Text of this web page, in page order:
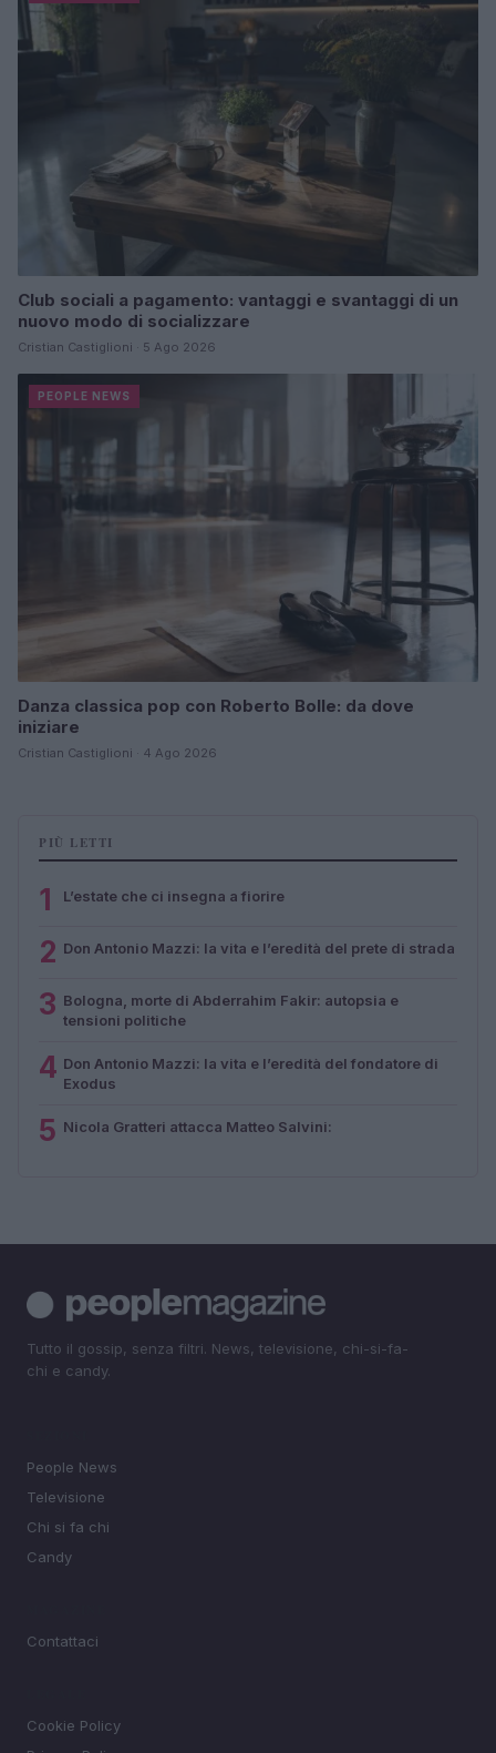
Club sociali a pagamento: vantaggi e svantaggi di un
nuovo modo di socializzare
Cristian Castiglioni · 5 Ago 2026
PEOPLE NEWS
Danza classica pop con Roberto Bolle: da dove
iniziare
Cristian Castiglioni · 4 Ago 2026
PIÙ LETTI
1 L’estate che ci insegna a fiorire
2 Don Antonio Mazzi: la vita e l’eredità del prete di strada
3 Bologna, morte di Abderrahim Fakir: autopsia e
tensioni politiche
4 Don Antonio Mazzi: la vita e l’eredità del fondatore di
Exodus
5 Nicola Gratteri attacca Matteo Salvini:
Tutto il gossip, senza filtri. News, televisione, chi-si-fa-
chi e candy.
People News
Televisione
Chi si fa chi
Candy
Contattaci
Cookie Policy